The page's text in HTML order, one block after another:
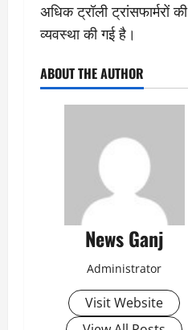
अधिक ट्रॉली ट्रांसफार्मरों की
व्यवस्था की गई है।
ABOUT THE AUTHOR
News Ganj
Administrator
Visit Website